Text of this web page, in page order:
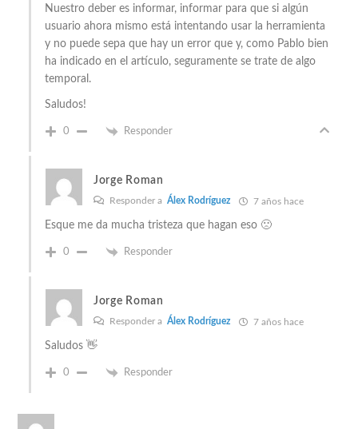
Nuestro deber es informar, informar para que si algún
usuario ahora mismo está intentando usar la herramienta
y no puede sepa que hay un error que y, como Pablo bien
ha indicado en el artículo, seguramente se trate de algo
temporal.
Saludos!
0 Responder
Jorge Roman
Responder a Álex Rodríguez 7 años hace
Esque me da mucha tristeza que hagan eso 🙁
0 Responder
Jorge Roman
Responder a Álex Rodríguez 7 años hace
Saludos 👋
0 Responder